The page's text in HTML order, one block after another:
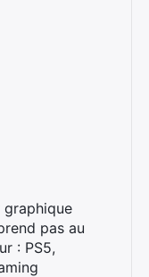
graphique
pas au
: PS5,